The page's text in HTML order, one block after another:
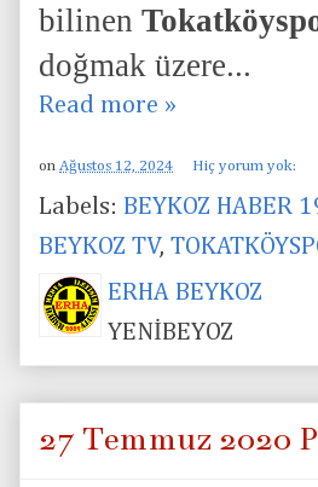
bilinen
doğmak üzere...
Read more »
on Ağustos 12, 2024 Hiç yorum yok:
Labels: BEYKOZ HABER
BEYKOZ TV,
ERHA BEYKOZ
YENİBEYOZ
27 Temmuz 2020